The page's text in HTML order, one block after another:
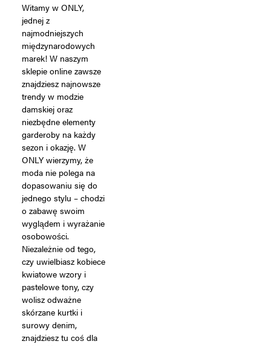
Witamy w ONLY,
jednej z
najmodniejszych
międzynarodowych
marek! W naszym
sklepie online zawsze
znajdziesz najnowsze
trendy w modzie
damskiej oraz
niezbędne elementy
garderoby na każdy
sezon i okazję. W
ONLY wierzymy, że
moda nie polega na
dopasowaniu się do
jednego stylu – chodzi
o zabawę swoim
wyglądem i wyrażanie
osobowości.
Niezależnie od tego,
czy uwielbiasz kobiece
kwiatowe wzory i
pastelowe tony, czy
wolisz odważne
skórzane kurtki i
surowy denim,
znajdziesz tu coś dla